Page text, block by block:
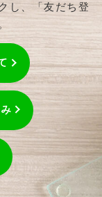
し、「友だち登